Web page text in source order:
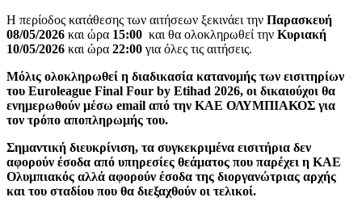
Η περίοδος κατάθεσης των αιτήσεων ξεκινάει την Παρασκευή
08/05/2026 και ώρα 15:00 και θα ολοκληρωθεί την Κυριακή
10/05/2026 και ώρα 22:00 για όλες τις αιτήσεις.
Μόλις ολοκληρωθεί η διαδικασία κατανομής των εισιτηρίων
του Euroleague Final Four by Etihad 2026, οι δικαιούχοι θα
ενημερωθούν μέσω email από την ΚΑΕ ΟΛΥΜΠΙΑΚΟΣ για
τον τρόπο αποπληρωμής του.
Σημαντική διευκρίνιση, τα συγκεκριμένα εισιτήρια δεν
αφορούν έσοδα από υπηρεσίες θεάματος που παρέχει η ΚΑΕ
Ολυμπιακός αλλά αφορούν έσοδα της διοργανώτριας αρχής
και του σταδίου που θα διεξαχθούν οι τελικοί.